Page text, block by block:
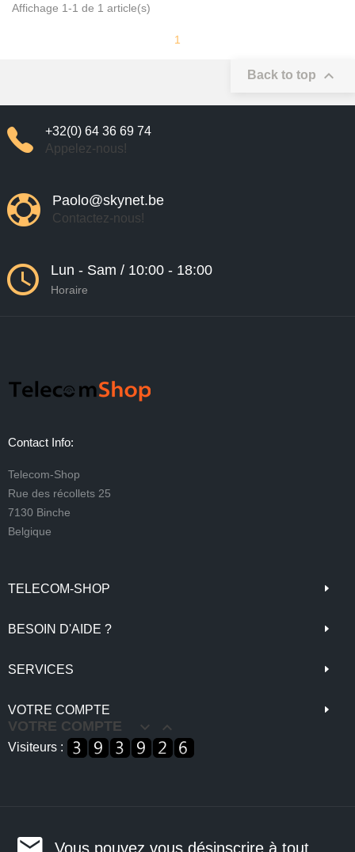
Affichage 1-1 de 1 article(s)
1
Back to top 
+32(0) 64 36 69 74
Appelez-nous!
Paolo@skynet.be
Contactez-nous!
Lun - Sam / 10:00 - 18:00
Horaire
Contact Info:
Telecom-Shop
Rue des récollets 25
7130 Binche
Belgique
TELECOM-SHOP
BESOIN D'AIDE ?
SERVICES
VOTRE COMPTE
VOTRE COMPTE  
Visiteurs :
Vous pouvez vous désinscrire à tout